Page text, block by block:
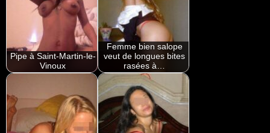
Pipe à Saint-Martin-le-
Vinoux
Femme bien salope
veut de longues bites
rasées à…